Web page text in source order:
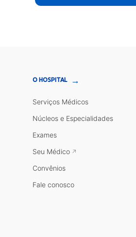
O HOSPITAL →
Serviços Médicos
Núcleos e Especialidades
Exames
Seu Médico
Convênios
Fale conosco